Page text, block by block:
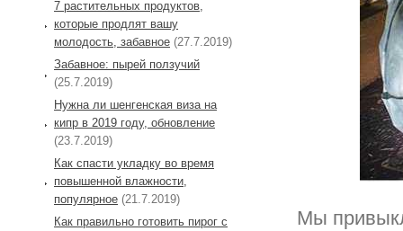
Мы
7 растительных продуктов,
которые продлят вашу
молодость, забавное (27.7.2019)
Забавное: пырей ползучий
(25.7.2019)
Нужна ли шенгенская виза на
кипр в 2019 году, обновление
(23.7.2019)
Как спасти укладку во время
повышенной влажности,
популярное (21.7.2019)
Как правильно готовить пирог с